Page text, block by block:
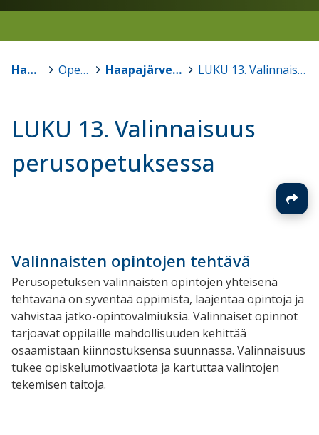
Haapajärvi Opetussuunnitelmat Haapajärven perusopetuksen opetussuunnitelma 2016, päivitetty 2022, 2025 sekä 2026 > LUKU 13. Valinnaisuus perusopetuksessa
LUKU 13. Valinnaisuus
perusopetuksessa
Valinnaisten opintojen tehtävä
Perusopetuksen valinnaisten opintojen yhteisenä
tehtävänä on syventää oppimista, laajentaa opintoja ja
vahvistaa jatko-opintovalmiuksia. Valinnaiset opinnot
tarjoavat oppilaille mahdollisuuden kehittää
osaamistaan kiinnostuksensa suunnassa. Valinnaisuus
tukee opiskelumotivaatiota ja kartuttaa valintojen
tekemisen taitoja.